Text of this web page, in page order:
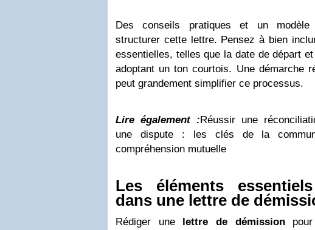
Des conseils pratiques et un
structurer cette lettre. Pensez à bien
essentielles, telles que la date de départ
adoptant un ton courtois. Une démarche
peut grandement simplifier ce processus.
Lire également :Réussir une
une dispute : les clés de la
compréhension mutuelle
Les éléments
dans une lettre de
Rédiger une lettre de démissionpour